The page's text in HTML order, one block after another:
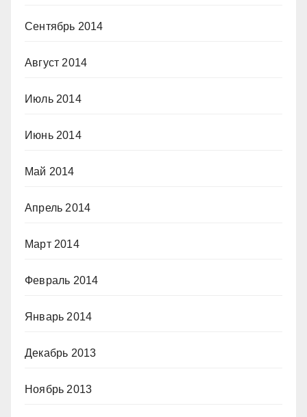
Сентябрь 2014
Август 2014
Июль 2014
Июнь 2014
Май 2014
Апрель 2014
Март 2014
Февраль 2014
Январь 2014
Декабрь 2013
Ноябрь 2013